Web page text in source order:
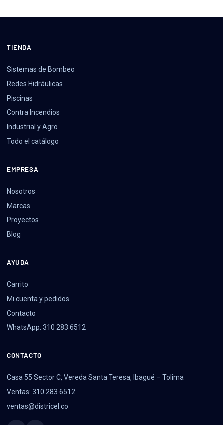
TIENDA
Sistemas de Bombeo
Redes Hidráulicas
Piscinas
Contra Incendios
Industrial y Agro
Todo el catálogo
EMPRESA
Nosotros
Marcas
Proyectos
Blog
AYUDA
Carrito
Mi cuenta y pedidos
Contacto
WhatsApp: 310 283 6512
CONTACTO
Casa 55 Sector C, Vereda Santa Teresa, Ibagué – Tolima
Ventas: 310 283 6512
ventas@districel.co